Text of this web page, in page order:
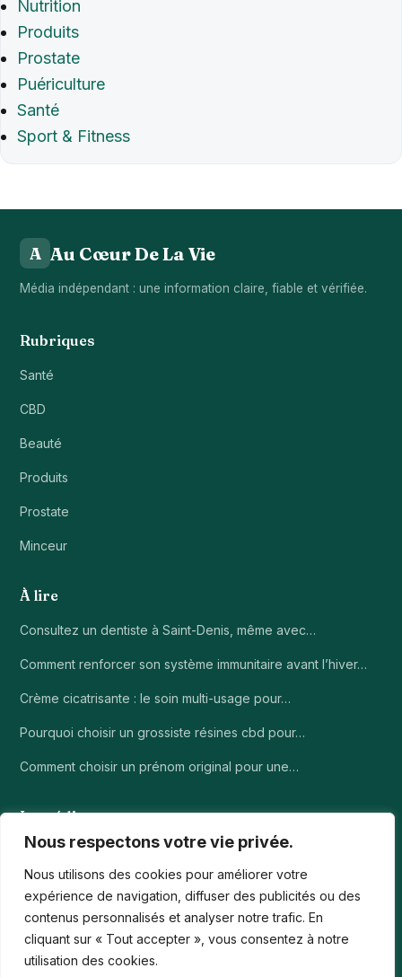
Nous respectons votre vie privée.
Nous utilisons des cookies pour améliorer votre
expérience de navigation, diffuser des publicités ou des
contenus personnalisés et analyser notre trafic. En
cliquant sur « Tout accepter », vous consentez à notre
utilisation des cookies.
Nutrition
Produits
Prostate
Puériculture
Santé
Sport & Fitness
A Au Cœur De La Vie
Média indépendant : une information claire, fiable et vérifiée.
Rubriques
Santé
CBD
Beauté
Produits
Prostate
Minceur
À lire
Consultez un dentiste à Saint-Denis, même avec…
Comment renforcer son système immunitaire avant l’hiver…
Crème cicatrisante : le soin multi-usage pour…
Pourquoi choisir un grossiste résines cbd pour…
Comment choisir un prénom original pour une…
Le média
À propos
Mentions légales
Confidentialité